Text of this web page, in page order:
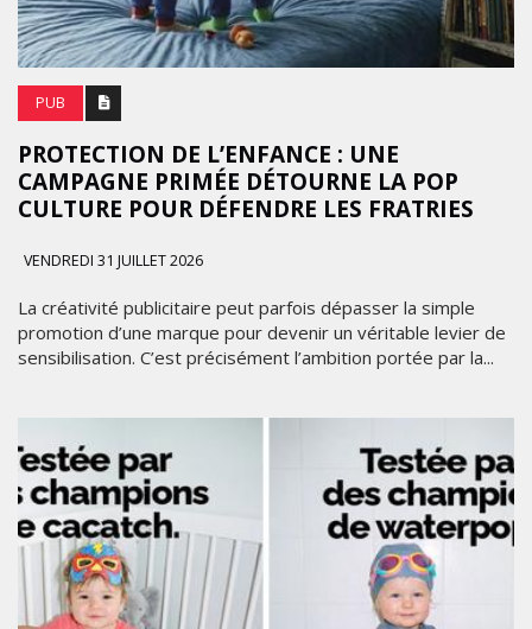
PUB
PROTECTION DE L’ENFANCE : UNE
CAMPAGNE PRIMÉE DÉTOURNE LA POP
CULTURE POUR DÉFENDRE LES FRATRIES
VENDREDI 31 JUILLET 2026
La créativité publicitaire peut parfois dépasser la simple
promotion d’une marque pour devenir un véritable levier de
sensibilisation. C’est précisément l’ambition portée par la...